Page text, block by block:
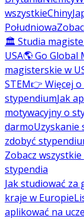
wszystkieChiny
Południowa
🏛️ Studia
USA🌎 Go Global
magisterskie w
STEM👉 Więcej
stypendiumJak
motywacyjny o
darmoUzyskanie
zdobyć
Zobacz
stypendia
Jak studiować za
kraje w Europie
aplikować na